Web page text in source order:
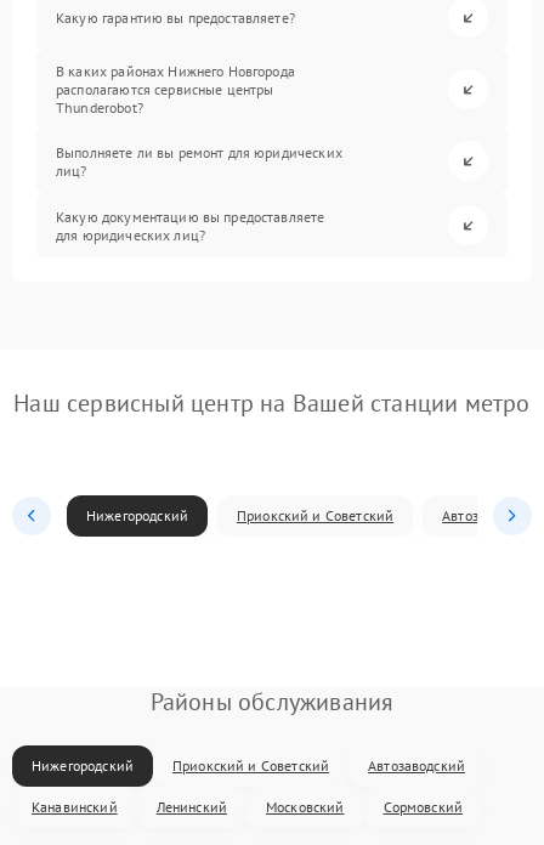
Какую гарантию вы предоставляете?
В каких районах Нижнего Новгорода
располагаются сервисные центры
Thunderobot?
Выполняете ли вы ремонт для юридических
лиц?
Какую документацию вы предоставляете
для юридических лиц?
Наш сервисный центр на Вашей станции метро
Нижегородский Приокский и Советский Автозаводский
Районы обслуживания
Нижегородский Приокский и Советский Автозаводский
Канавинский Ленинский Московский Сормовский